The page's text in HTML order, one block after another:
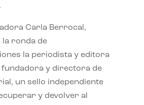
Carla Berrocal,
la ronda de
la periodista y editora
fundadora y directora de
un sello independiente
y devolver al